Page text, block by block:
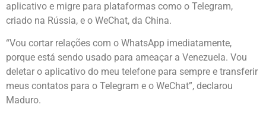
aplicativo e migre para plataformas como o Telegram,
criado na Rússia, e o WeChat, da China.
“Vou cortar relações com o WhatsApp imediatamente,
porque está sendo usado para ameaçar a Venezuela. Vou
deletar o aplicativo do meu telefone para sempre e transferir
meus contatos para o Telegram e o WeChat”, declarou
Maduro.